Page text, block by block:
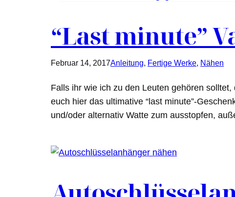
“Last minute”
Februar 14, 2017Anleitung, Fertige Werke, Nähen
Falls ihr wie ich zu den Leuten gehören
euch hier das ultimative “last minute”-
und/oder alternativ Watte zum ausstopfen,